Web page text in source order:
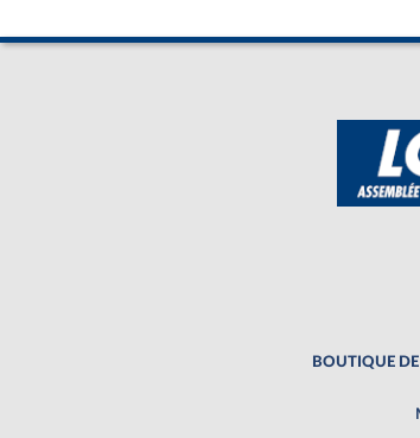
BOUTIQUE DE